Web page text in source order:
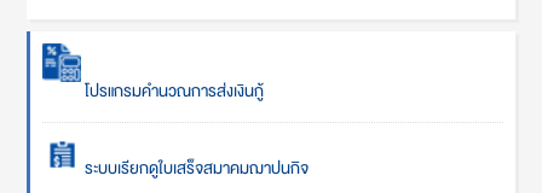
โปรแกรมคำนวณการส่งเงินกู้
ระบบเรียกดูใบเสร็จสมาคมฌาปนกิจ